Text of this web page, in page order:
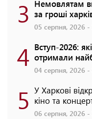
3 Немовлятам
за гроші
05 серпня, 2026 -
4 Вступ-2026:
отримали
04 серпня, 2026 -
5 У Харкові
кіно та
06 серпня, 2026 -